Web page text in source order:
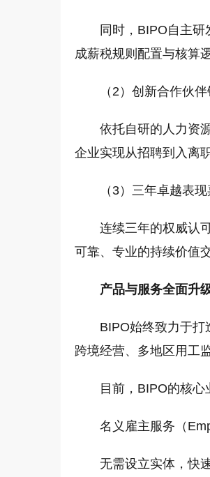
同时，BIPO自主
成薪税规则配置与核算
（2）创新合作伙
依托自研的人力资
企业实现从招聘到入离
（3）三年卓越表
连续三年的权威认
可靠、专业的持续价值交
产品与服务全面升
BIPO始终致力于打
跨境经营、多地区用工
目前，BIPO的核心
名义雇主服务（
无需设立实体，快